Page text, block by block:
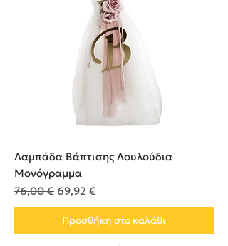
Λαμπάδα Βάπτισης Λουλούδια
Μονόγραμμα
Κανονική τιμή
76,00 € Τιμή Έκπτωσης
69,92 €
Προσθήκη στο καλάθι